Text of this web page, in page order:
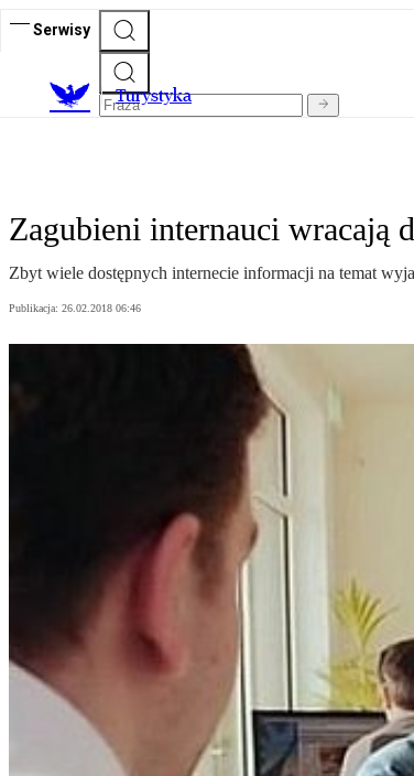
Serwisy
Turystyka
Zagubieni internauci wracają
Zbyt wiele dostępnych internecie informacji na temat
Publikacja: 26.02.2018 06:46